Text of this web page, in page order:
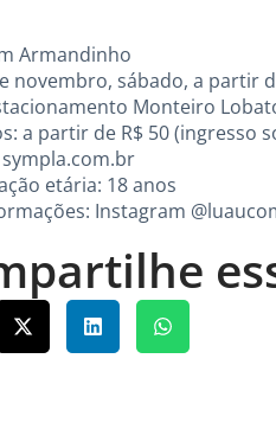
Armandinho
novembro, sábado, a partir
Monteiro
a partir de R$ 50 (ingresso
etária: 18 anos
Instagram